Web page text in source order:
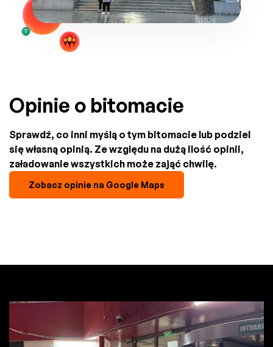
Opinie o bitomacie
Sprawdź, co inni myślą o tym bitomacie lub podziel
się własną opinią. Ze względu na dużą ilość opinii,
załadowanie wszystkich może zająć chwilę.
Zobacz opinie na Google Maps